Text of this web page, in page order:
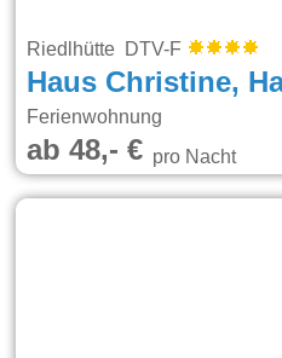
Riedlhütte DTV-F
Haus Christine,
Ferienwohnung
ab 48,- €pro Nacht